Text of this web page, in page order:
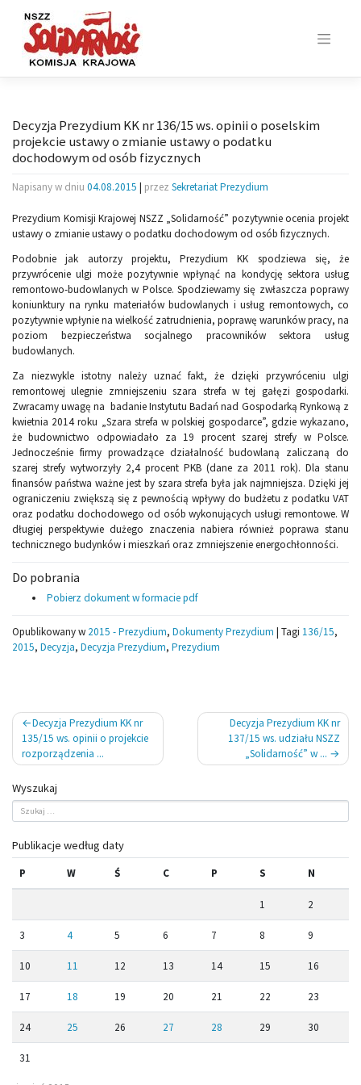
content
Decyzja Prezydium KK nr 136/15 ws. opinii o poselskim
projekcie ustawy o zmianie ustawy o podatku
dochodowym od osób fizycznych
Napisany w dniu 04.08.2015 | przez Sekretariat Prezydium
Prezydium Komisji Krajowej NSZZ „Solidarność” pozytywnie ocenia projekt
ustawy o zmianie ustawy o podatku dochodowym od osób fizycznych.
Podobnie jak autorzy projektu, Prezydium KK spodziewa się, że
przywrócenie ulgi może pozytywnie wpłynąć na kondycję sektora usług
remontowo-budowlanych w Polsce. Spodziewamy się zwłaszcza poprawy
koniunktury na rynku materiałów budowlanych i usług remontowych, co
pozytywnie wpłynie na wielkość zatrudnienia, poprawę warunków pracy, na
poziom bezpieczeństwa socjalnego pracowników sektora usług
budowlanych.
Za niezwykle istotny należy uznać fakt, że dzięki przywróceniu ulgi
remontowej ulegnie zmniejszeniu szara strefa w tej gałęzi gospodarki.
Zwracamy uwagę na badanie Instytutu Badań nad Gospodarką Rynkową z
kwietnia 2014 roku „Szara strefa w polskiej gospodarce”, gdzie wykazano,
że budownictwo odpowiadało za 19 procent szarej strefy w Polsce.
Jednocześnie firmy prowadzące działalność budowlaną zaliczaną do
szarej strefy wytworzyły 2,4 procent PKB (dane za 2011 rok). Dla stanu
finansów państwa ważne jest by szara strefa była jak najmniejsza. Dzięki jej
ograniczeniu zwiększą się z pewnością wpływy do budżetu z podatku VAT
oraz podatku dochodowego od osób wykonujących usługi remontowe. W
długiej perspektywie dużego znaczenia nabiera również poprawa stanu
technicznego budynków i mieszkań oraz zmniejszenie energochłonności.
Do pobrania
Pobierz dokument w formacie pdf
Opublikowany w 2015 - Prezydium, Dokumenty Prezydium | Tagi 136/15,
2015, Decyzja, Decyzja Prezydium, Prezydium
Nawigacja
wpisu
Decyzja Prezydium KK nr
135/15 ws. opinii o projekcie
rozporządzenia ...
Decyzja Prezydium KK nr
137/15 ws. udziału NSZZ
„Solidarność” w ...
Wyszukaj
Publikacje według daty
P W Ś C P S N
1 2
3 4 5 6 7 8 9
10 11 12 13 14 15 16
17 18 19 20 21 22 23
24 25 26 27 28 29 30
31